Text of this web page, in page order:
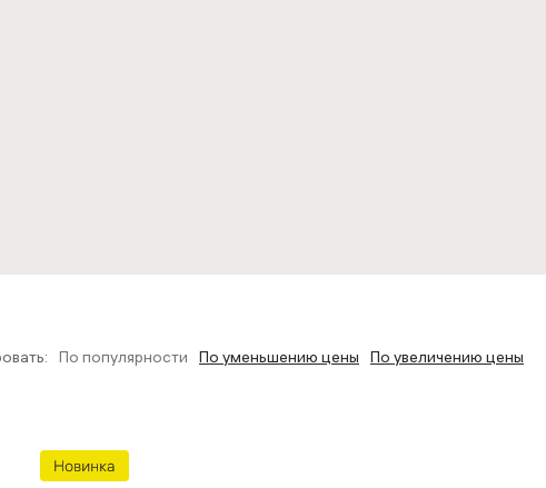
По популярности По уменьшению цены По увеличению цены